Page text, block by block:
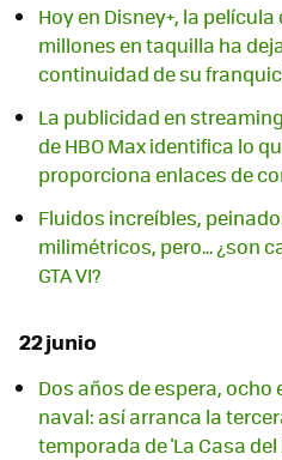
Hoy en Disney+, la
millones en taquilla ha
continuidad de su
La publicidad en
de HBO Max identifica lo
proporciona enlaces de
Fluidos increíbles,
milimétricos, pero... ¿son
GTA VI?
22 junio
Dos años de espera,
naval: así arranca la
temporada de 'La Casa